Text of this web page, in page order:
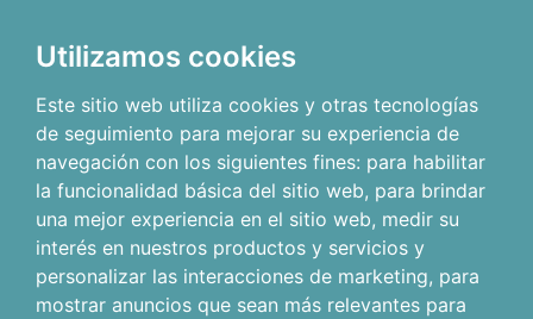
Utilizamos cookies
Este sitio web utiliza cookies y otras tecnologías
de seguimiento para mejorar su experiencia de
navegación con los siguientes fines: para habilitar
la funcionalidad básica del sitio web, para brindar
una mejor experiencia en el sitio web, medir su
interés en nuestros productos y servicios y
personalizar las interacciones de marketing, para
mostrar anuncios que sean más relevantes para